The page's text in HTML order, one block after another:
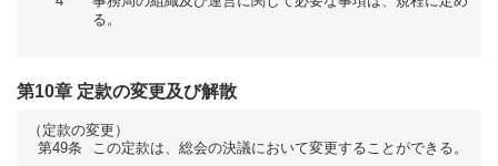
る。
第10章 定款の変更及び解散
（定款の変更）
第49条
この定款は、総会の決議において変更することができる。